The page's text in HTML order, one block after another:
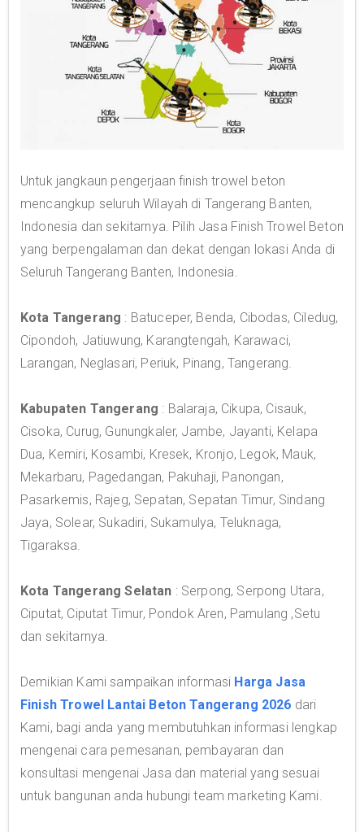
Untuk jangkaun pengerjaan finish trowel beton
mencangkup seluruh Wilayah di Tangerang Banten,
Indonesia dan sekitarnya. Pilih Jasa Finish Trowel Beton
yang berpengalaman dan dekat dengan lokasi Anda di
Seluruh Tangerang Banten, Indonesia.
Kota Tangerang : Batuceper, Benda, Cibodas, Ciledug,
Cipondoh, Jatiuwung, Karangtengah, Karawaci,
Larangan, Neglasari, Periuk, Pinang, Tangerang.
Kabupaten Tangerang : Balaraja, Cikupa, Cisauk,
Cisoka, Curug, Gunungkaler, Jambe, Jayanti, Kelapa
Dua, Kemiri, Kosambi, Kresek, Kronjo, Legok, Mauk,
Mekarbaru, Pagedangan, Pakuhaji, Panongan,
Pasarkemis, Rajeg, Sepatan, Sepatan Timur, Sindang
Jaya, Solear, Sukadiri, Sukamulya, Teluknaga,
Tigaraksa.
Kota Tangerang Selatan : Serpong, Serpong Utara,
Ciputat, Ciputat Timur, Pondok Aren, Pamulang ,Setu
dan sekitarnya.
Demikian Kami sampaikan informasi Harga Jasa
Finish Trowel Lantai Beton Tangerang 2026 dari
Kami, bagi anda yang membutuhkan informasi lengkap
mengenai cara pemesanan, pembayaran dan
konsultasi mengenai Jasa dan material yang sesuai
untuk bangunan anda hubungi team marketing Kami.